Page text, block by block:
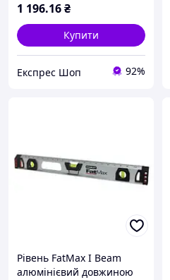
1 196.16₴
Купити
Експрес Шоп 92%
Рівень FatMax I Beam
алюмінієвий довжиною